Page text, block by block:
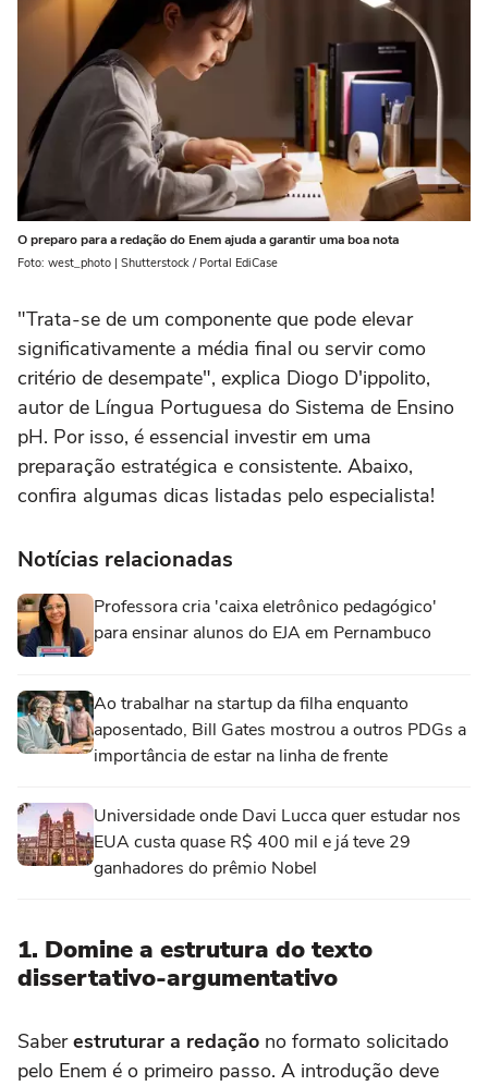
O preparo para a redação do Enem ajuda a garantir uma boa nota
Foto: west_photo | Shutterstock / Portal EdiCase
"Trata-se de um componente que pode elevar
significativamente a média final ou servir como
critério de desempate", explica Diogo D'ippolito,
autor de Língua Portuguesa do Sistema de Ensino
pH. Por isso, é essencial investir em uma
preparação estratégica e consistente. Abaixo,
confira algumas dicas listadas pelo especialista!
Notícias relacionadas
Professora cria 'caixa eletrônico pedagógico'
para ensinar alunos do EJA em Pernambuco
Ao trabalhar na startup da filha enquanto
aposentado, Bill Gates mostrou a outros PDGs a
importância de estar na linha de frente
Universidade onde Davi Lucca quer estudar nos
EUA custa quase R$ 400 mil e já teve 29
ganhadores do prêmio Nobel
1. Domine a estrutura do texto
dissertativo-argumentativo
Saberestruturar a redação no formato solicitado
pelo Enem é o primeiro passo. A introdução deve